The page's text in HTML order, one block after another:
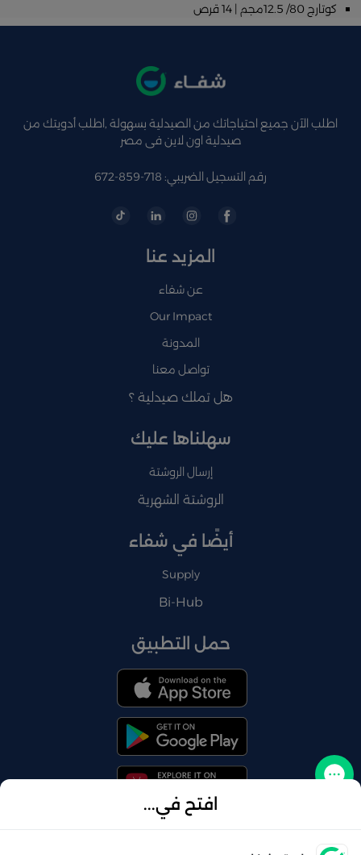
كوتارج 80/ 12.5مجم | 14 قرص
افتح في...
اطلب الآن جميع احتياجاتك من الصيدلية بسهولة ,اطلب أدويتك من
صيدلية اون لاين فى مصر
رقم التسجيل الضريبي: 718-859-672
المزيد عنا
عن شفاء
Our Impact
المدونة
تواصل معنا
هل تملك صيدلية ؟
سهلناها عليك
إرسال الروشتة
الروشتة الشهرية
أيضًا في شفاء
Supply
Bi-Hub
حمل التطبيق
تواصل معنا